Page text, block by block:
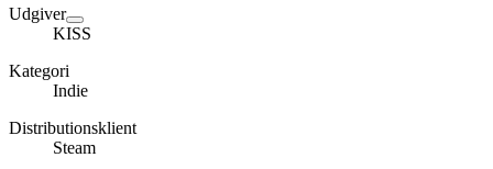
Udgiver
KISS
Kategori
Indie
Distributionsklient
Steam